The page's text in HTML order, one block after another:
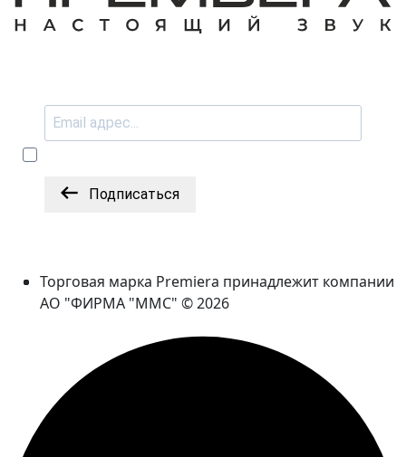
Подписаться
Торговая марка Premiera принадлежит компании
АО "ФИРМА "ММС" © 2026